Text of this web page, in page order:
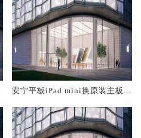
安宁平板iPad mini换原装主板维